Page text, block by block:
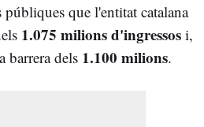
públiques que l'entitat catalana
1.075 milions d'ingressos i,
barrera dels 1.100 milions.